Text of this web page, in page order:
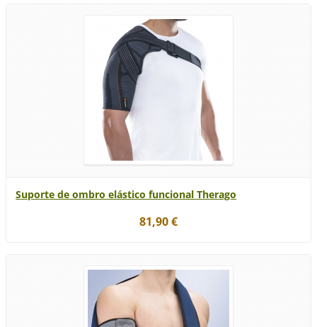
Suporte de ombro elástico funcional Therago
81,90 €